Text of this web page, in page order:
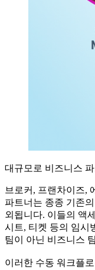
대규모로 비즈니스
브로커, 프랜차이즈,
파트너는 종종 기존
외됩니다. 이들의 액
시트, 티켓 등의 임시
팀이 아닌 비즈니스
이러한 수동 워크플